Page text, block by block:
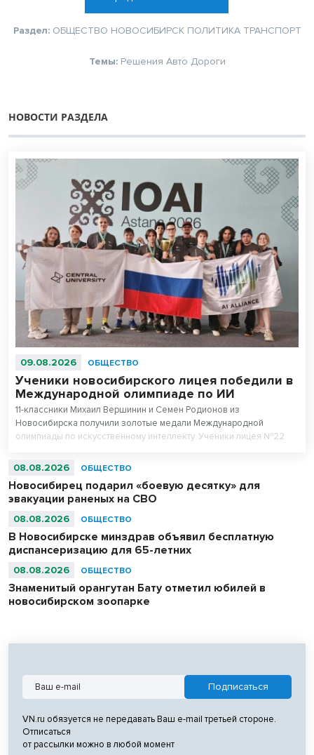
Раздел: ОБЩЕСТВО НОВОСИБИРСК ПОЛИТИКА ТРАНСПОРТ
Темы: Решения Авто Дороги
НОВОСТИ РАЗДЕЛА
09.08.2026 ОБЩЕСТВО
Ученики новосибирского лицея победили в
Международной олимпиаде по ИИ
11-классники Михаил Вершинин и Семен Родионов из
Новосибирска получили золотые медали Международной
олимпиады по искусственному интеллекту. Ученики лицея №22
абсолютными чемпионами соревнований.
08.08.2026 ОБЩЕСТВО
Новосибирец подарил «боевую десятку» для
эвакуации раненых на СВО
08.08.2026 ОБЩЕСТВО
В Новосибирске минздрав объявил бесплатную
диспансеризацию для 65-летних
08.08.2026 ОБЩЕСТВО
Знаменитый орангутан Бату отметил юбилей в
новосибирском зоопарке
VN.ru обязуется не передавать Ваш e-mail третьей стороне.
Отписаться
от рассылки можно в любой момент